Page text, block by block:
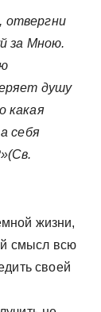
отвергни
за Мною.
душу
какая
себя
жизни,
смысл всю
своей